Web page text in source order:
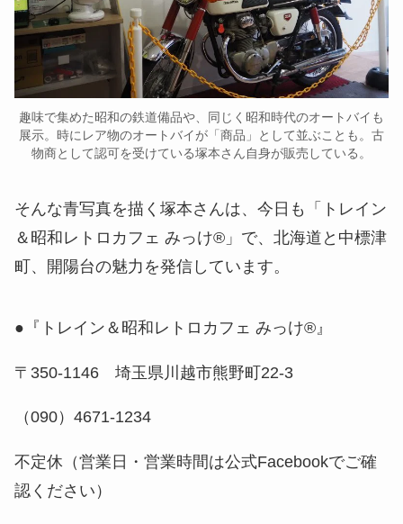
趣味で集めた昭和の鉄道備品や、同じく昭和時代のオートバイも
展示。時にレア物のオートバイが「商品」として並ぶことも。古
物商として認可を受けている塚本さん自身が販売している。
そんな青写真を描く塚本さんは、今日も「トレイン
＆昭和レトロカフェ みっけ®」で、北海道と中標津
町、開陽台の魅力を発信しています。
●『トレイン＆昭和レトロカフェ みっけ®』
〒350-1146 埼玉県川越市熊野町22-3
（090）4671-1234
不定休（営業日・営業時間は公式Facebookでご確
認ください）